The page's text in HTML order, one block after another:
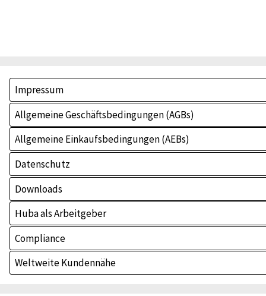
Impressum
Allgemeine Geschäftsbedingungen (AGBs)
Allgemeine Einkaufsbedingungen (AEBs)
Datenschutz
Downloads
Huba als Arbeitgeber
Compliance
Weltweite Kundennähe